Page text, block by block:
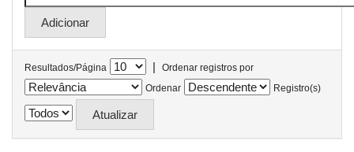
Resultados/Página |
Ordenar registros por
Ordenar
Registro(s)